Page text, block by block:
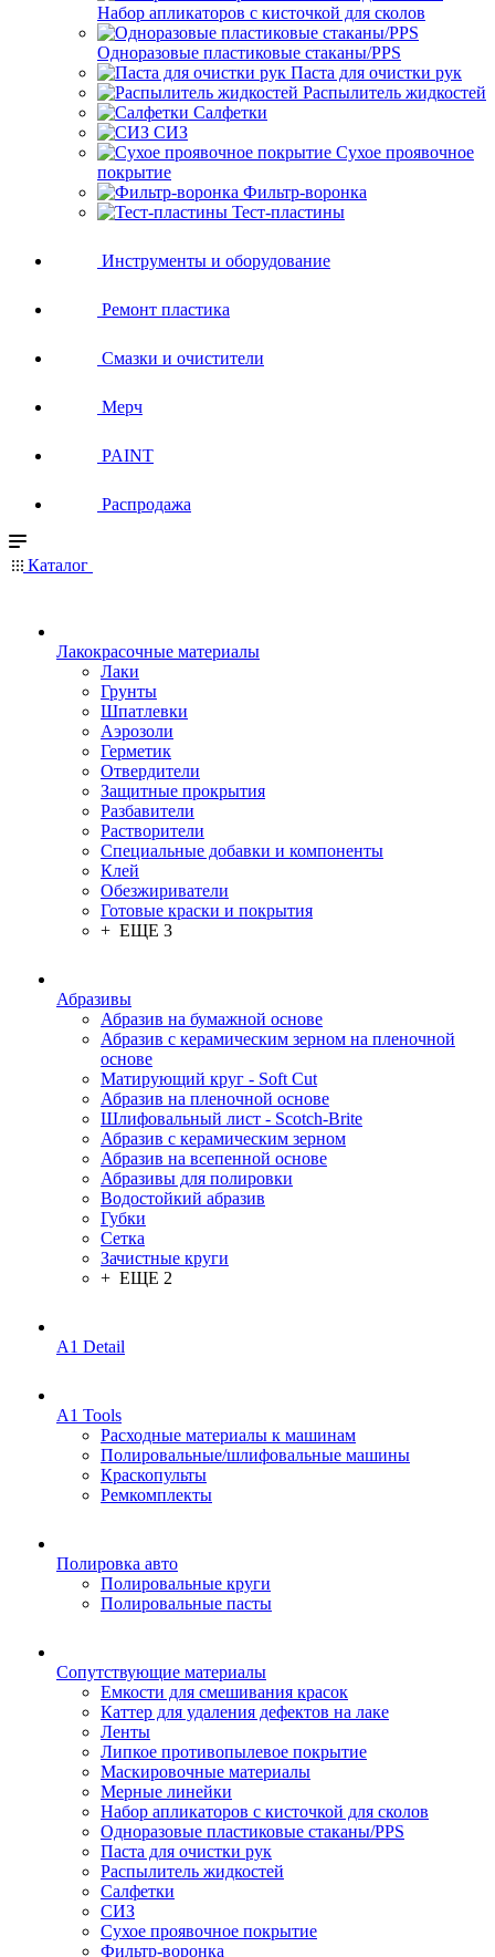
Набор апликаторов с кисточкой для сколов
Одноразовые пластиковые стаканы/PPS
Паста для очистки рук
Распылитель жидкостей
Салфетки
СИЗ
Сухое проявочное
покрытие
Фильтр-воронка
Тест-пластины
Инструменты и оборудование
Ремонт пластика
Смазки и очистители
Мерч
PAINT
Распродажа
Каталог
Лакокрасочные материалы
Лаки
Грунты
Шпатлевки
Аэрозоли
Герметик
Отвердители
Защитные прокрытия
Разбавители
Растворители
Специальные добавки и компоненты
Клей
Обезжириватели
Готовые краски и покрытия
+ ЕЩЕ 3
Абразивы
Абразив на бумажной основе
Абразив с керамическим зерном на пленочной
основе
Матирующий круг - Soft Cut
Абразив на пленочной основе
Шлифовальный лист - Scotch-Brite
Абразив с керамическим зерном
Абразив на всепенной основе
Абразивы для полировки
Водостойкий абразив
Губки
Сетка
Зачистные круги
+ ЕЩЕ 2
A1 Detail
A1 Tools
Расходные материалы к машинам
Полировальные/шлифовальные машины
Краскопульты
Ремкомплекты
Полировка авто
Полировальные круги
Полировальные пасты
Сопутствующие материалы
Емкости для смешивания красок
Каттер для удаления дефектов на лаке
Ленты
Липкое противопылевое покрытие
Маскировочные материалы
Мерные линейки
Набор апликаторов с кисточкой для сколов
Одноразовые пластиковые стаканы/PPS
Паста для очистки рук
Распылитель жидкостей
Салфетки
СИЗ
Сухое проявочное покрытие
Фильтр-воронка